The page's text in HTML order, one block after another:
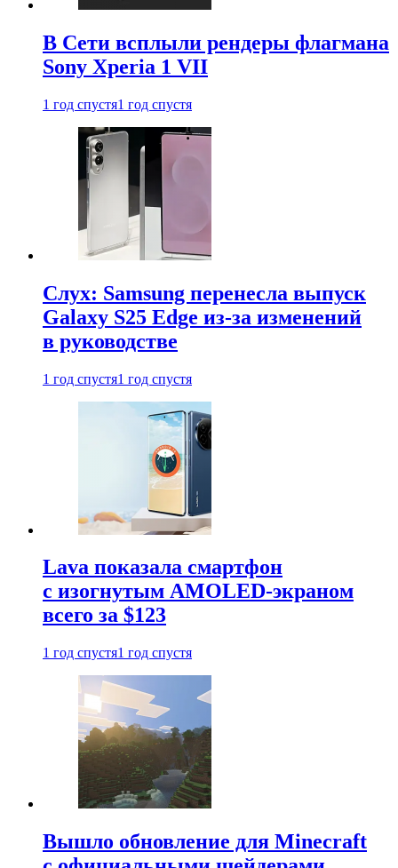
В Сети всплыли рендеры флагмана
Sony Xperia 1 VII
1 год спустя1 год спустя
Слух: Samsung перенесла выпуск
Galaxy S25 Edge из-за изменений
в руководстве
1 год спустя1 год спустя
Lava показала смартфон
с изогнутым AMOLED-экраном
всего за $123
1 год спустя1 год спустя
Вышло обновление для Minecraft